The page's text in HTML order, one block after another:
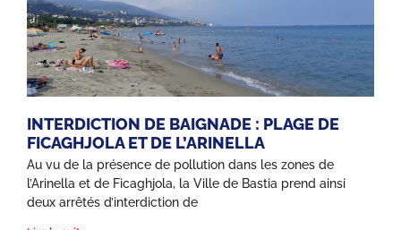
INTERDICTION DE BAIGNADE : PLAGE DE
FICAGHJOLA ET DE L’ARINELLA
Au vu de la présence de pollution dans les zones de
l’Arinella et de Ficaghjola, la Ville de Bastia prend ainsi
deux arrêtés d’interdiction de